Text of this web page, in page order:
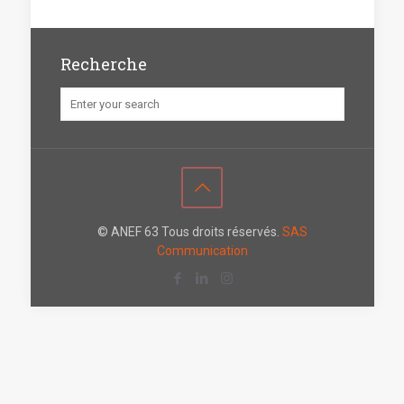
Recherche
© ANEF 63 Tous droits réservés. SAS
Communication